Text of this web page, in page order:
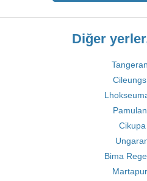
Diğer
Cikupa
Bima